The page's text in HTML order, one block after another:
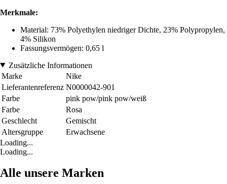
Merkmale:
Material: 73% Polyethylen niedriger Dichte, 23% Polypropylen,
4% Silikon
Fassungsvermögen: 0,65 l
Zusätzliche Informationen
Marke
Nike
Lieferantenreferenz N0000042-901
Farbe
pink pow/pink pow/weiß
Farbe
Rosa
Geschlecht
Gemischt
Altersgruppe
Erwachsene
Loading...
Loading...
Alle unsere Marken